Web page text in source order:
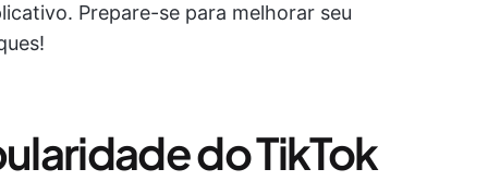
Prepare-se para melhorar seu
do TikTok